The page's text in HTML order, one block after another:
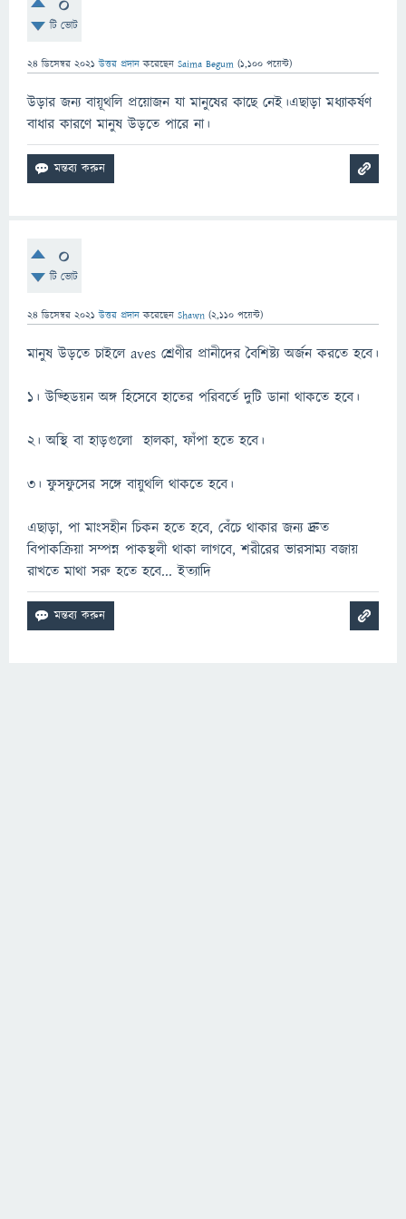
টি ভোট
24 ডিসেম্বর 2021 উত্তর প্রদান করেছেন Saima Begum (1,100 পয়েন্ট)
উড়ার জন্য বায়ূথলি প্রয়োজন যা মানুষের কাছে নেই।এছাড়া মধ্যাকর্ষণ
বাধার কারণে মানুষ উড়তে পারে না।
0
টি ভোট
24 ডিসেম্বর 2021 উত্তর প্রদান করেছেন Shawn (2,110 পয়েন্ট)
মানুষ উড়তে চাইলে aves শ্রেণীর প্রানীদের বৈশিষ্ট্য অর্জন করতে হবে।
১। উড্হিডয়ন অঙ্গ হিসেবে হাতের পরিবর্তে দুটি ডানা থাকতে হবে।
২। অস্থি বা হাড়গুলো হালকা, ফাঁপা হতে হবে।
৩। ফুসফুসের সঙ্গে বায়ুথলি থাকতে হবে।
এছাড়া, পা মাংসহীন চিকন হতে হবে, বেঁচে থাকার জন্য দ্রুত
বিপাকক্রিয়া সম্পন্ন পাকস্থলী থাকা লাগবে, শরীরের ভারসাম্য বজায়
রাখতে মাথা সরু হতে হবে... ইত্যাদি